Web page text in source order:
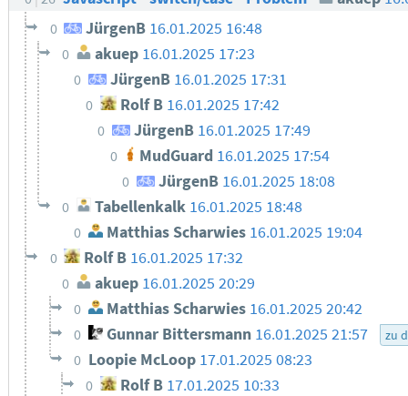
0 JürgenB 16.01.2025 16:48
0 akuep 16.01.2025 17:23
0 JürgenB 16.01.2025 17:31
0 Rolf B 16.01.2025 17:42
0 JürgenB 16.01.2025 17:49
0 MudGuard 16.01.2025 17:54
0 JürgenB 16.01.2025 18:08
0 Tabellenkalk 16.01.2025 18:48
0 Matthias Scharwies 16.01.2025 19:04
0 Rolf B 16.01.2025 17:32
0 akuep 16.01.2025 20:29
0 Matthias Scharwies 16.01.2025 20:42
0 Gunnar Bittersmann 16.01.2025 21:57 zu
0 Loopie McLoop 17.01.2025 08:23
0 Rolf B 17.01.2025 10:33